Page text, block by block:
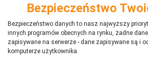
Bezpieczeństwo
Bezpieczeństwo danych to nasz najwyższy
innych programów obecnych na rynku, żadne
zapisywane na serwerze - dane zapisywane są i
komputerze użytkownika.